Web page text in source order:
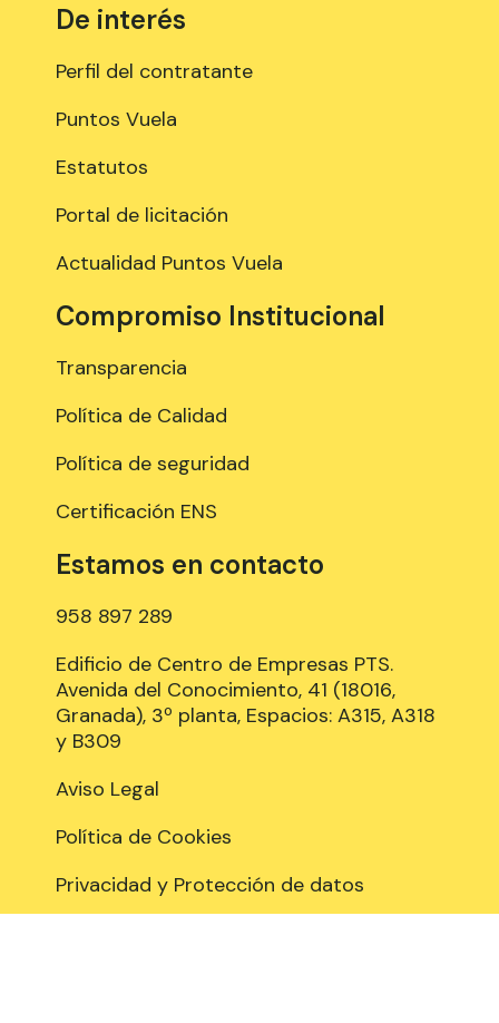
De interés
Perfil del contratante
Puntos Vuela
Estatutos
Portal de licitación
Actualidad Puntos Vuela
Compromiso Institucional
Transparencia
Política de Calidad
Política de seguridad
Certificación ENS
Estamos en contacto
958 897 289
Edificio de Centro de Empresas PTS.
Avenida del Conocimiento, 41 (18016,
Granada), 3º planta, Espacios: A315, A318
y B309
Aviso Legal
Política de Cookies
Privacidad y Protección de datos